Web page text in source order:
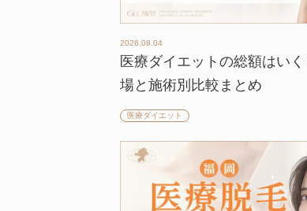
2026.08.04
医療ダイエットの総額はい
場と施術別比較まとめ
医療ダイエット